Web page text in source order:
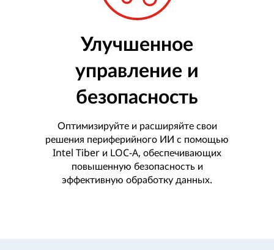
Улучшенное
управление и
безопасность
Оптимизируйте и расширяйте свои
решения периферийного ИИ с помощью
Intel Tiber и LOC-A, обеспечивающих
повышенную безопасность и
эффективную обработку данных.